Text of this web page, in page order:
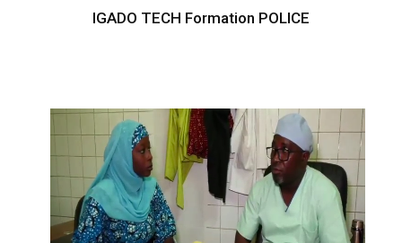
IGADO TECH Formation POLICE